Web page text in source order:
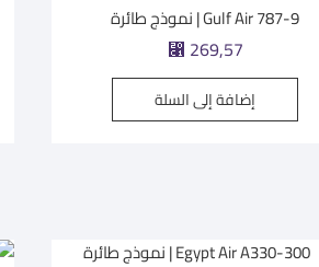
Gulf Air 787-9 | نموذج طائرة
⃁ 269,57
إضافة إلى السلة